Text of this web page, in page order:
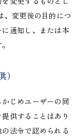
、変更後の目的につ
通知し、または本
じめユーザーの同
供することはあり
法令で認められる